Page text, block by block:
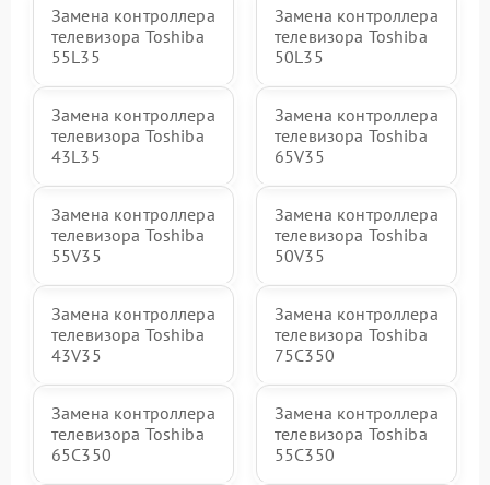
Замена контроллера
телевизора Toshiba
55L35
Замена контроллера
телевизора Toshiba
50L35
Замена контроллера
телевизора Toshiba
43L35
Замена контроллера
телевизора Toshiba
65V35
Замена контроллера
телевизора Toshiba
55V35
Замена контроллера
телевизора Toshiba
50V35
Замена контроллера
телевизора Toshiba
43V35
Замена контроллера
телевизора Toshiba
75C350
Замена контроллера
телевизора Toshiba
65C350
Замена контроллера
телевизора Toshiba
55C350